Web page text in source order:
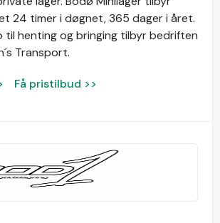
24 timer i døgnet, 365 dager i året.
til henting og bringing tilbyr bedriften
Transport.
Få pristilbud >>